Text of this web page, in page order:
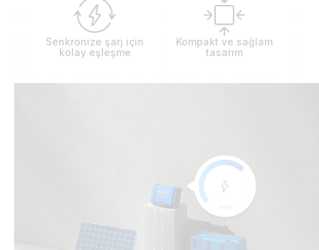
Senkronize şarj için
kolay eşleşme
Kompakt ve sağlam
tasarım